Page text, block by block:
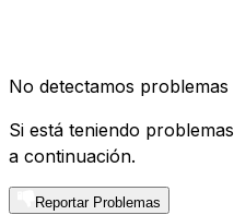
No detectamos problemas
Si está teniendo
a continuación.
Reportar Problemas